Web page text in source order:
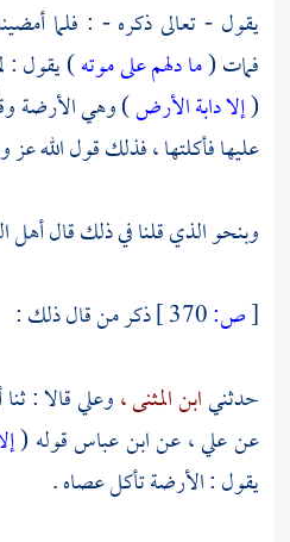
يقول - تعالى ذكره - : فلما
فمات (ما دلهم على موته) يقول :
(إلا دابة الأرض) وهي الأرضة
عليها فأكلتها ، فذلك قول الله
وبنحو الذي قلنا في ذلك قال أهل
[ص:
ذكر من قال ذلك :
حدثنيابن المثنى ،وعليقالا : ثنا
عنعلي ،عنابن عباسقوله (
يقول : الأرضة تأكل عصاه .